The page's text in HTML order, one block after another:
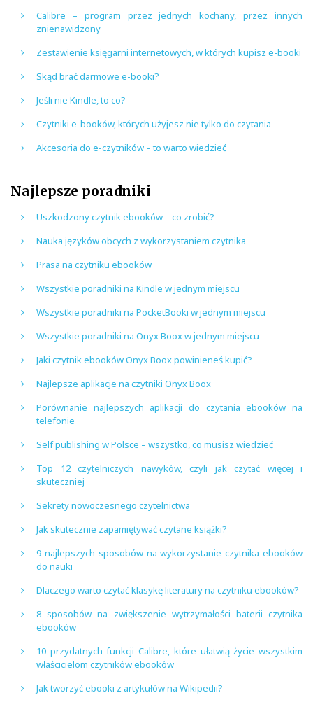
Calibre – program przez jednych kochany, przez innych
znienawidzony
Zestawienie księgarni internetowych, w których kupisz e-booki
Skąd brać darmowe e-booki?
Jeśli nie Kindle, to co?
Czytniki e-booków, których użyjesz nie tylko do czytania
Akcesoria do e-czytników – to warto wiedzieć
Najlepsze poradniki
Uszkodzony czytnik ebooków – co zrobić?
Nauka języków obcych z wykorzystaniem czytnika
Prasa na czytniku ebooków
Wszystkie poradniki na Kindle w jednym miejscu
Wszystkie poradniki na PocketBooki w jednym miejscu
Wszystkie poradniki na Onyx Boox w jednym miejscu
Jaki czytnik ebooków Onyx Boox powinieneś kupić?
Najlepsze aplikacje na czytniki Onyx Boox
Porównanie najlepszych aplikacji do czytania ebooków na
telefonie
Self publishing w Polsce – wszystko, co musisz wiedzieć
Top 12 czytelniczych nawyków, czyli jak czytać więcej i
skuteczniej
Sekrety nowoczesnego czytelnictwa
Jak skutecznie zapamiętywać czytane książki?
9 najlepszych sposobów na wykorzystanie czytnika ebooków
do nauki
Dlaczego warto czytać klasykę literatury na czytniku ebooków?
8 sposobów na zwiększenie wytrzymałości baterii czytnika
ebooków
10 przydatnych funkcji Calibre, które ułatwią życie wszystkim
właścicielom czytników ebooków
Jak tworzyć ebooki z artykułów na Wikipedii?